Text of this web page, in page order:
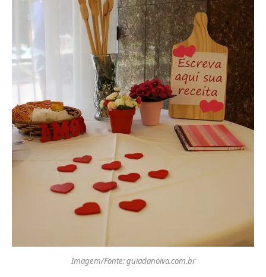
Imagem/Fonte: guiadanoiva.com.br